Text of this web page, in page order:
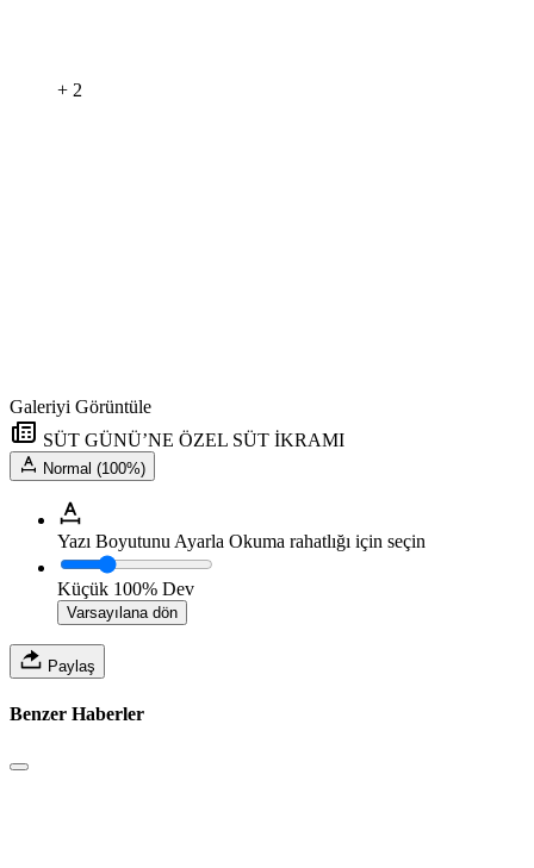
+ 2
Galeriyi Görüntüle
SÜT GÜNÜ’NE ÖZEL SÜT İKRAMI
Normal (100%)
Yazı Boyutunu Ayarla Okuma rahatlığı için seçin
Küçük 100% Dev
Varsayılana dön
Paylaş
Benzer Haberler